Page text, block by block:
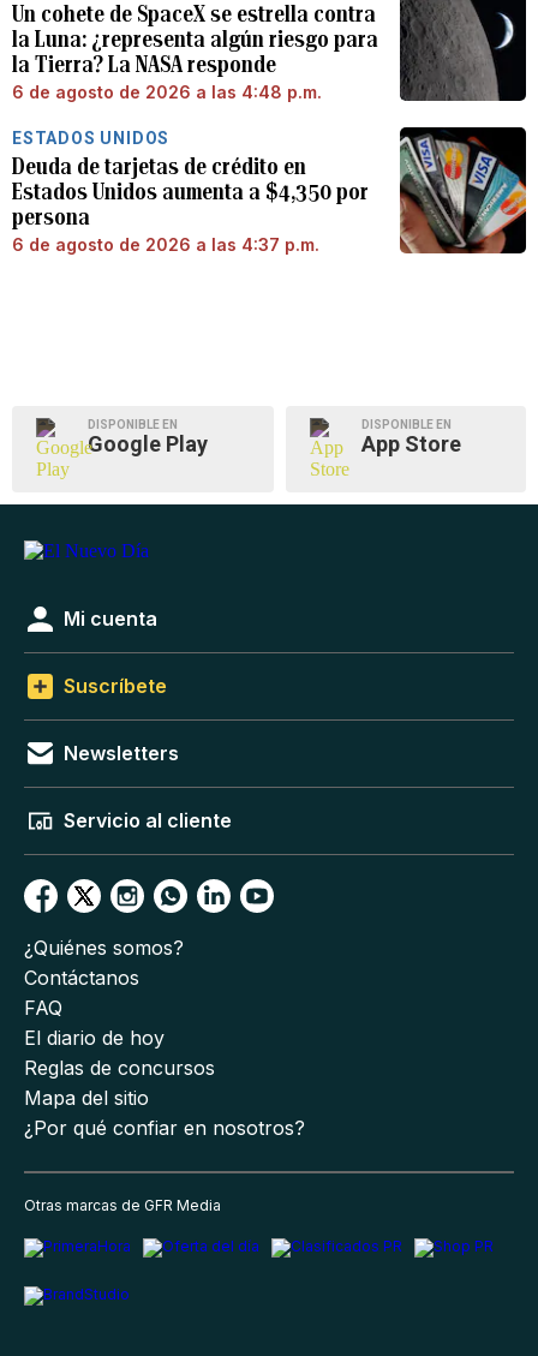
Un cohete de SpaceX se estrella contra
la Luna: ¿representa algún riesgo para
la Tierra? La NASA responde
6 de agosto de 2026 a las 4:48 p.m.
ESTADOS UNIDOS
Deuda de tarjetas de crédito en
Estados Unidos aumenta a $4,350 por
persona
6 de agosto de 2026 a las 4:37 p.m.
DISPONIBLE EN
Google Play
DISPONIBLE EN
App Store
Mi cuenta
Suscríbete
Newsletters
Servicio al cliente
¿Quiénes somos?
Contáctanos
FAQ
El diario de hoy
Reglas de concursos
Mapa del sitio
¿Por qué confiar en nosotros?
Otras marcas de GFR Media